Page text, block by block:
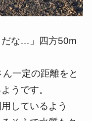
だな…」四方50m
一定の距離をと
うです。
しているよう